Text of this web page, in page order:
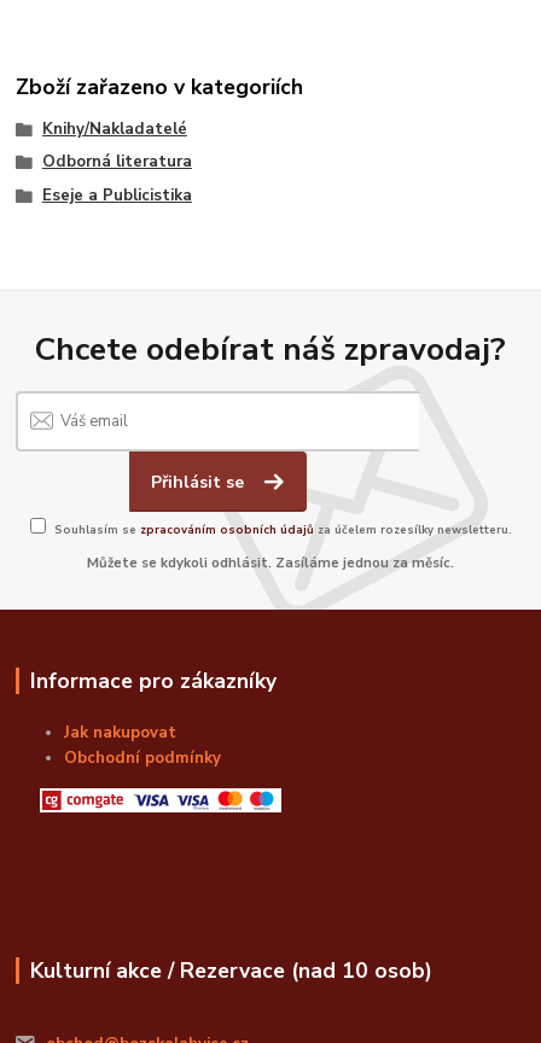
Zboží zařazeno v kategoriích
Knihy/Nakladatelé
Odborná literatura
Eseje a Publicistika
Chcete odebírat náš zpravodaj?
Přihlásit se
Souhlasím se zpracováním osobních údajů za účelem rozesílky newsletteru.
Můžete se kdykoli odhlásit. Zasíláme jednou za měsíc.
Informace pro zákazníky
Jak nakupovat
Obchodní podmínky
Kulturní akce / Rezervace (nad 10 osob)